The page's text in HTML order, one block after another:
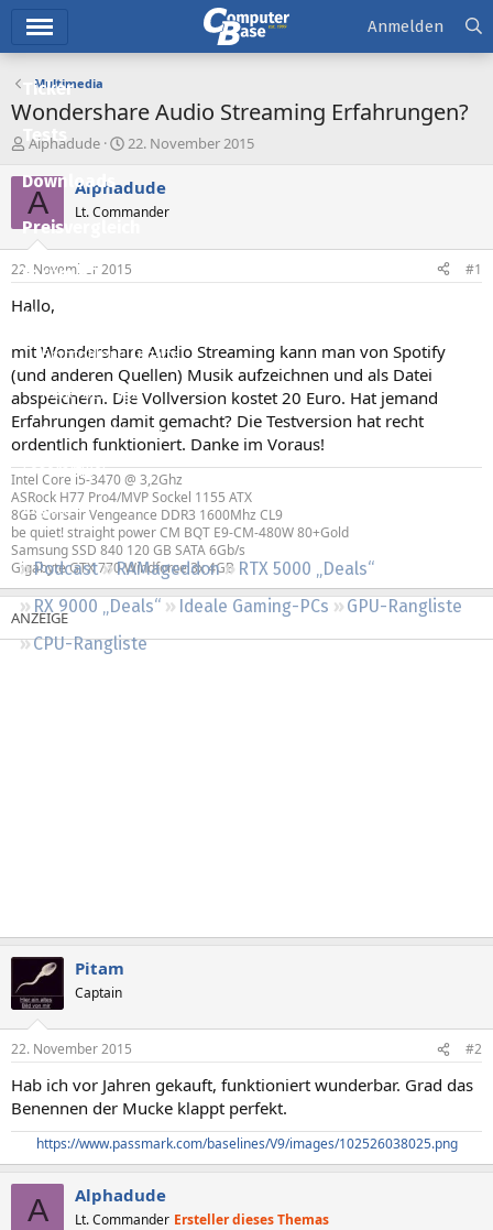
Ticker
Tests
Downloads
Preisvergleich
Forum
Aktuelles
Empfohlene Inhalte
Neue Beiträge
Neueste Aktivitäten
Leserartikel
Regeln
Podcast RAMageddon
RTX 5000 „Deals“
RX 9000 „Deals“
Ideale Gaming-PCs
GPU-Rangliste
CPU-Rangliste
Anmelden
Multimedia
Wondershare Audio Streaming Erfahrungen?
E
s
t
e
e
r
Alphadude
E
s
e
l
t
22. November 2015
A Alphadude
Lt. Commander
22. November 2015 #1
Hallo,
mit Wondershare Audio Streaming kann man von Spotify
(und anderen Quellen) Musik aufzeichnen und als Datei
abspeichern. Die Vollversion kostet 20 Euro. Hat jemand
Erfahrungen damit gemacht? Die Testversion hat recht
ordentlich funktioniert. Danke im Voraus!
Intel Core i5-3470 @ 3,2Ghz
ASRock H77 Pro4/MVP Sockel 1155 ATX
8GB Corsair Vengeance DDR3 1600Mhz CL9
be quiet! straight power CM BQT E9-CM-480W 80+Gold
Samsung SSD 840 120 GB SATA 6Gb/s
Gigabyte GTX 770 Windforce 3x 4GB
Pitam
Captain
22. November 2015 #2
Hab ich vor Jahren gekauft, funktioniert wunderbar. Grad das
Benennen der Mucke klappt perfekt.
https://www.passmark.com/baselines/V9/images/102526038025.png
A Alphadude
Lt. Commander Ersteller dieses Themas